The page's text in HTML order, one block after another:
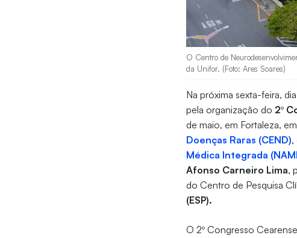
O Centro de
da Unifor. (Foto: Ares Soares)
Na próxima sexta-feira,
pela organização do 2º
de maio, em Fortaleza,
Doenças Raras (CEND),
Médica Integrada
Afonso Carneiro Lima,
do Centro de Pesquisa
(ESP).
O 2º Congresso